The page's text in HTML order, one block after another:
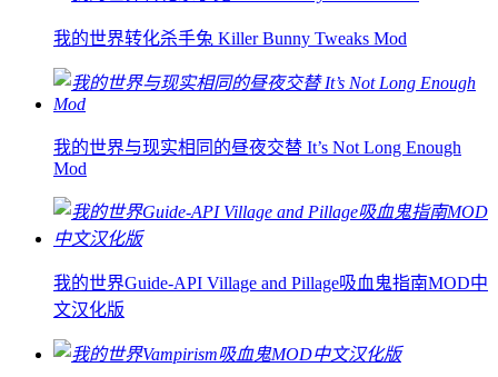
我的世界转化杀手兔 Killer Bunny Tweaks Mod
我的世界与现实相同的昼夜交替 It’s Not Long Enough
Mod
我的世界Guide-API Village and Pillage吸血鬼指南MOD中
文汉化版